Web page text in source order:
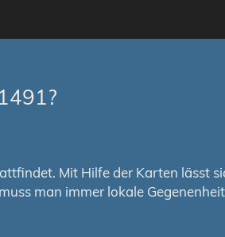
Mit Hilfe der Karten lässt
man immer lokale